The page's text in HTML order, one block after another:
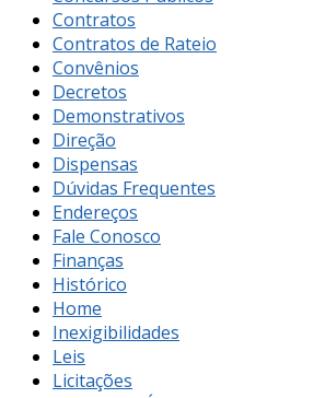
Contratos
Contratos de Rateio
Convênios
Decretos
Demonstrativos
Direção
Dispensas
Dúvidas Frequentes
Endereços
Fale Conosco
Finanças
Histórico
Home
Inexigibilidades
Leis
Licitações